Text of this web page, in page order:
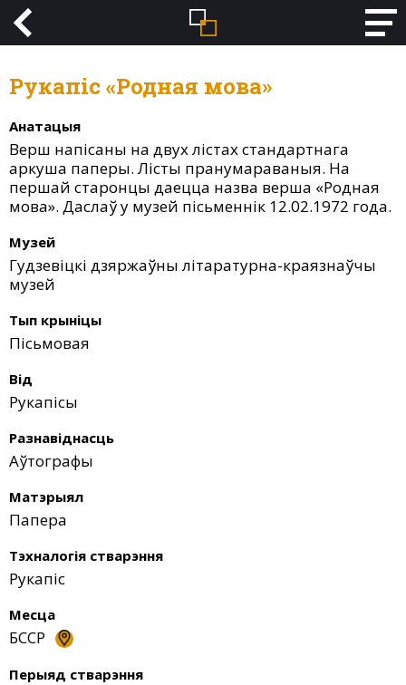
Рукапіс «Родная мова»
Анатацыя
Верш напісаны на двух лістах стандартнага
аркуша паперы. Лісты пранумараваныя. На
першай старонцы даецца назва верша «Родная
мова». Даслаў у музей пісьменнік 12.02.1972 года.
Музей
Гудзевіцкі дзяржаўны літаратурна-краязнаўчы
музей
Тып крыніцы
Пісьмовая
Від
Рукапісы
Разнавіднасць
Аўтографы
Матэрыял
Папера
Тэхналогія стварэння
Рукапіс
Месца
БССР
Перыяд стварэння